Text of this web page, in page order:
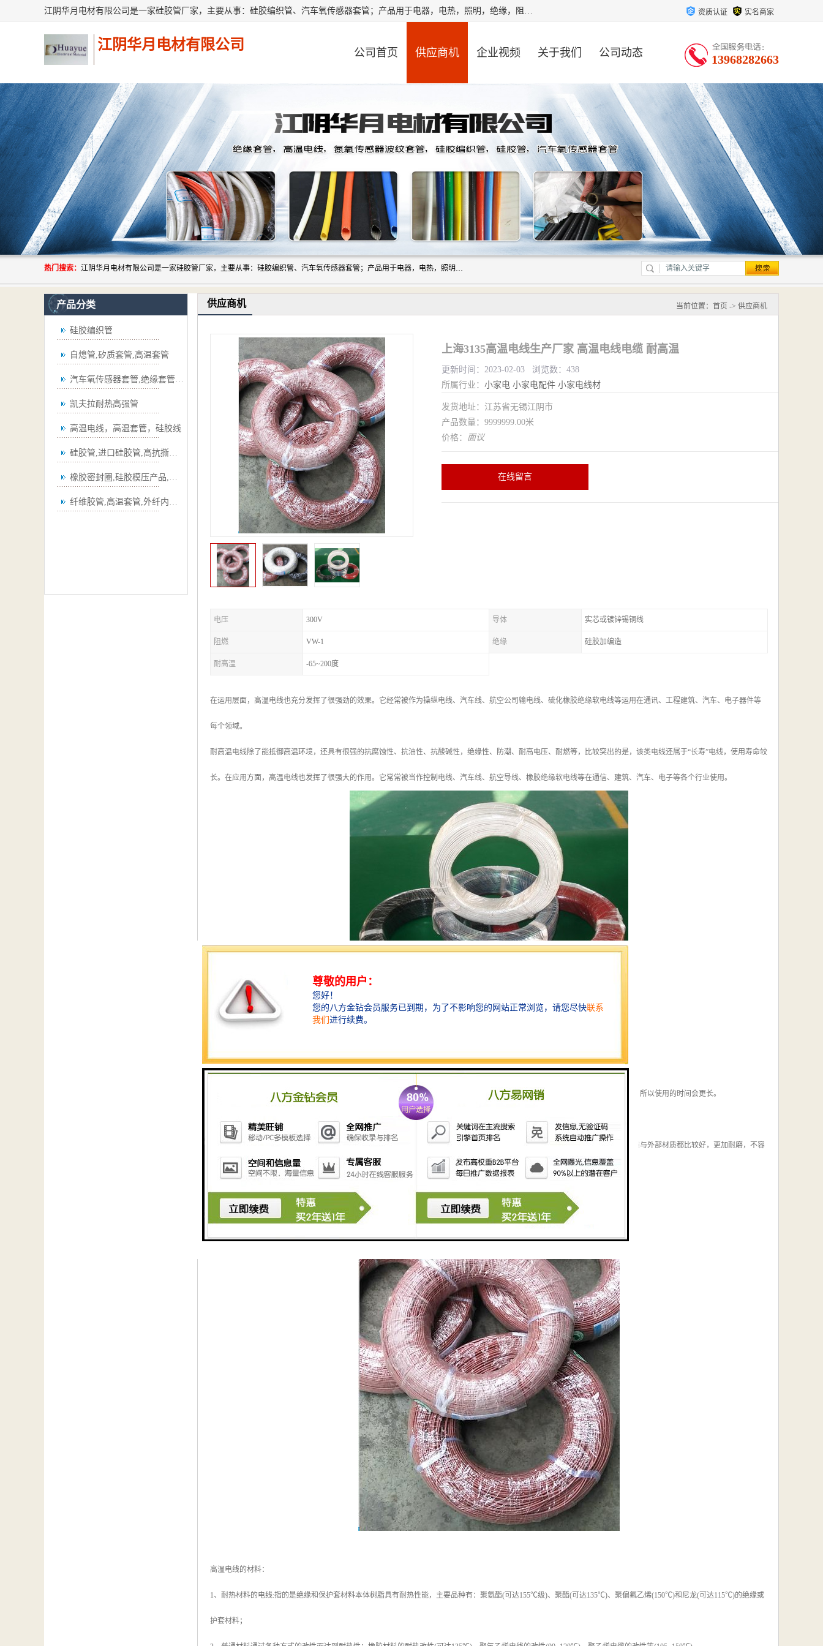
江阴华月电材有限公司是一家硅胶管厂家，主要从事：硅胶编织管、汽车氧传感器套管；产品用于电器，电热，照明，绝缘，阻燃，耐电压，耐热耐高温产品！其中汽车点火线套管，汽车氧传感器套管，波纹套管，平纹套管，外胶内纤套管，波纹橡胶管，多般用于汽车内束线，绝缘，耐高温阻燃，保护等作用。本公司秉承“顾客至上,锐意进取”的经营理念,原则为广大客户提供服务。欢迎广大客户惠顾！ 资质认证 实名商家
江阴华月电材有限公司 公司首页 供应商机 企业视频 关于我们 公司动态 13968282663
热门搜索： 江阴华月电材有限公司是一家硅胶管厂家，主要从事：硅胶编织管、汽车氧传感器套管；产品用于电器，电热，照明，绝缘，阻燃，耐电压，耐热耐高温产品！其中汽车点火线套管，汽车氧传感器套管，波纹套管，平纹套管，外胶内纤套管，波纹橡胶管，多般用于汽车内束线，绝缘，耐高温阻燃，保护等作用。本公司秉承“顾客至上,锐意进取”的经营理念,原则为广大客户提供服务。欢迎广大客户惠顾！
产品分类
硅胶编织管
自熄管,矽质套管,高温套管
汽车氧传感器套管,绝缘套管,波纹管
凯夫拉耐热高强管
高温电线，高温套管，硅胶线
硅胶管,进口硅胶管,高抗撕硅胶管
橡胶密封圈,硅胶模压产品,弯管
纤维胶管,高温套管,外纤内胶套管,
供应商机 当前位置： 首页 -> 供应商机
上海3135高温电线生产厂家 高温电线电缆 耐高温
更新时间：2023-02-03 浏览数：438
所属行业： 小家电 小家电配件 小家电线材
发货地址：江苏省无锡江阴市
产品数量：9999999.00米
价格： 面议
在线留言
电压 300V 导体 实芯或镀锌锡铜线
阻燃 VW-1 绝缘 硅胶加编造
耐高温 -65~200度
在运用层面，高温电线也充分发挥了很强劲的效果。它经常被作为操纵电线、汽车线、航空公司输电线、硫化橡胶绝缘软电线等运用在通讯、工程建筑、汽车、电子器件等
每个领域。
耐高温电线除了能抵御高温环境，还具有很强的抗腐蚀性、抗油性、抗酸碱性，绝缘性、防潮、耐高电压、耐燃等，比较突出的是，该类电线还属于“长寿”电线，使用寿命较
长。在应用方面，高温电线也发挥了很强大的作用。它常常被当作控制电线、汽车线、航空导线、橡胶绝缘软电线等在通信、建筑、汽车、电子等各个行业使用。
1、耐高温：高温线缆的名称，顾名思义就是耐高温，因为它的材质，高温线缆的耐高温性能比普通电缆好。
2、耐腐蚀性：在使用高温线缆的过程中，由于环境和外部因素会接触到一些腐蚀性物质，它能很好地保持性质稳定，化学反应缓慢，所以使用的时间会更长。
3、良好的电气绝缘性能：高温线缆外皮的绝缘性能可以保证在使用高温线缆时泄漏现象。
4、耐燃性、耐老化性能都比较突出，并且使用寿命较长。因为高温线缆所使用的特别制造材料，所以燃点相对来说比较高，内部材质与外部材质都比较好，更加耐磨，不容
易出现损坏的现象，有效的增加了高温线缆的寿命。
高温电线的材料：
1、耐热材料的电线:指的是绝缘和保护套材料本体树脂具有耐热性能，主要品种有：聚氨酯(可达155℃级)、聚酯(可达135℃)、聚偏氟乙烯(150℃)和尼龙(可达115℃)的绝缘或
护套材料；